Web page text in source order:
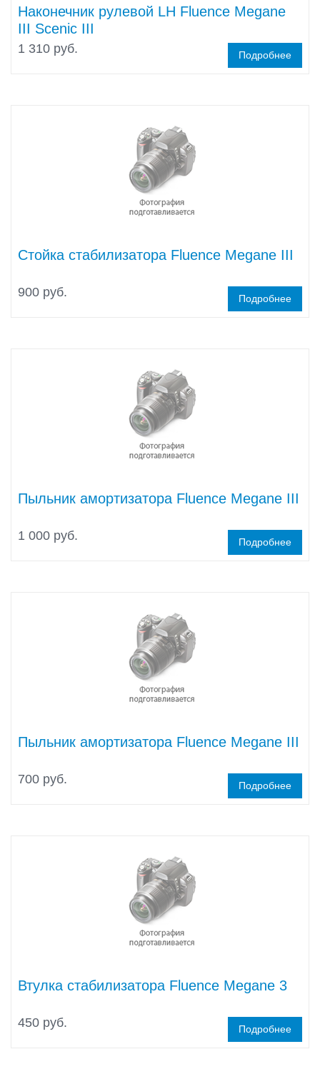
Наконечник рулевой LH Fluence Megane
III Scenic III
1 310 руб. Подробнее
Стойка стабилизатора Fluence Megane III
900 руб. Подробнее
Пыльник амортизатора Fluence Megane III
1 000 руб. Подробнее
Пыльник амортизатора Fluence Megane III
700 руб. Подробнее
Втулка стабилизатора Fluence Megane 3
450 руб. Подробнее